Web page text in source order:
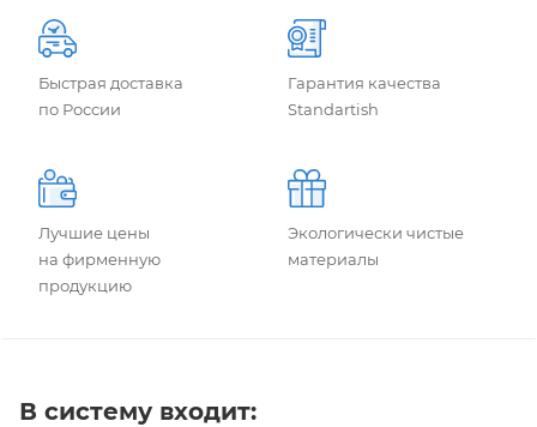
Быстрая доставка
по России
Гарантия качества
Standartish
Лучшие цены
на фирменную
продукцию
Экологически чистые
материалы
В систему входит: